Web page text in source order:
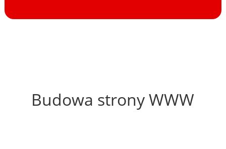
Budowa strony WWW